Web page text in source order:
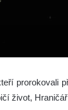
prorokovali
život,